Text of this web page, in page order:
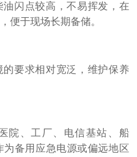
闪点较高，不易挥发，在
便于现场长期备储。
要求相对宽泛，维护保养
院、工厂、电信基站、船
备用应急电源或偏远地区